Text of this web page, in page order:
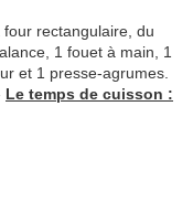
four rectangulaire, du
1 fouet à main, 1
et 1 presse-agrumes.
Le temps de cuisson :